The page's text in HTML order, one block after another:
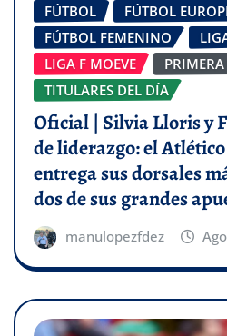
FÚTBOL
FÚTBOL
FÚTBOL FEMENINO
LIGA F MOEVE
TITULARES DEL DÍA
Oficial | Silvia Lloris y
de liderazgo: el
entrega sus dorsales
dos de sus grandes
manulopezfdez